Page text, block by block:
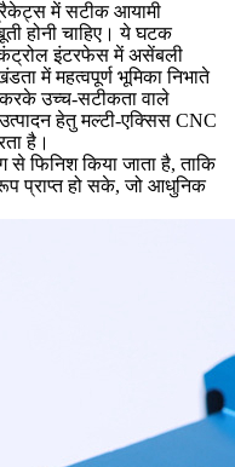
में सटीक आयामी
होनी चाहिए। ये घटक
कंट्रोल इंटरफेस में असेंबली
में महत्वपूर्ण भूमिका निभाते
उच्च-सटीकता वाले
हेतुमल्टी-एक्सिस CNC
है।
से फिनिश किया जाता है, ताकि
प्राप्त हो सके, जो आधुनिक